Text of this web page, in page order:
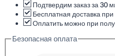
Плинтус
напольный
13x80x2000
Подтвердим заказ за 30
Бесплатная доставка при
Оплатить можно при
Безопасная оплата